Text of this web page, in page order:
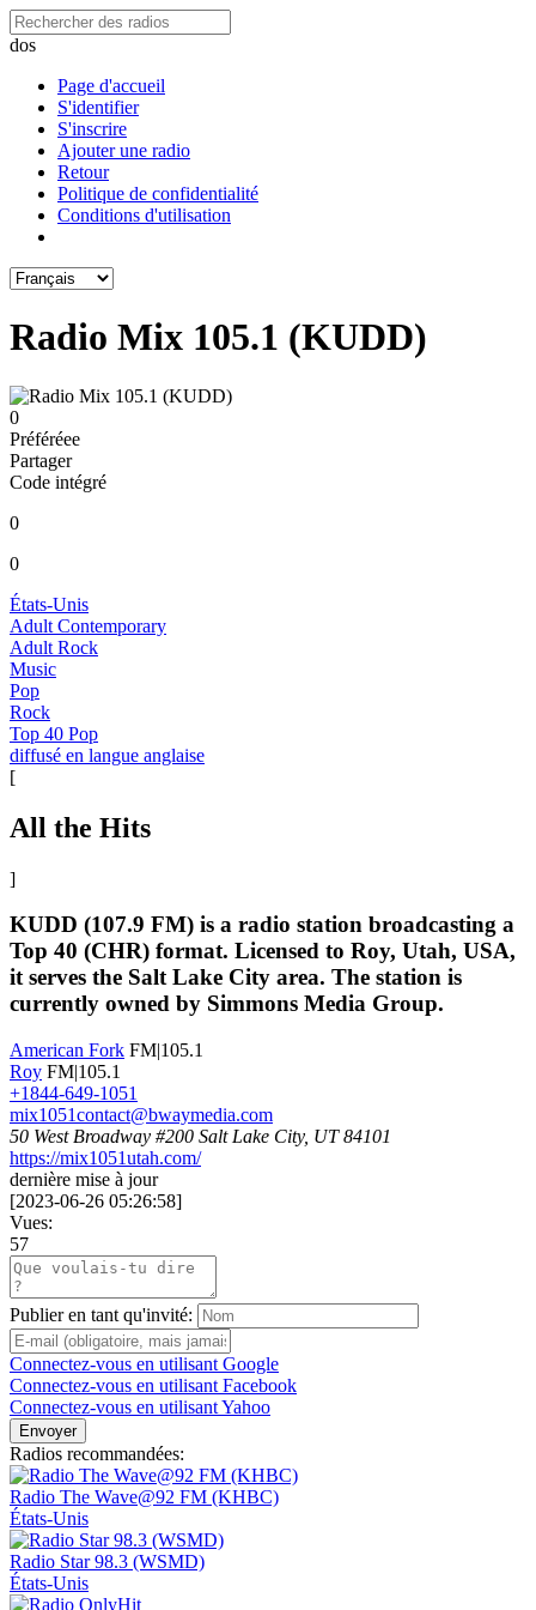
dos
Page d'accueil
S'identifier
S'inscrire
Ajouter une radio
Retour
Politique de confidentialité
Conditions d'utilisation
Radio Mix 105.1 (KUDD)
0
Préféréeе
Partager
Code intégré
0
0
États-Unis
Adult Contemporary
Adult Rock
Music
Pop
Rock
Top 40 Pop
diffusé en langue anglaise
[
All the Hits
]
KUDD (107.9 FM) is a radio station broadcasting a
Top 40 (CHR) format. Licensed to Roy, Utah, USA,
it serves the Salt Lake City area. The station is
currently owned by Simmons Media Group.
American Fork FM|105.1
Roy FM|105.1
+1844-649-1051
mix1051contact@bwaymedia.com
50 West Broadway #200 Salt Lake City, UT 84101
https://mix1051utah.com/
dernière mise à jour
[2023-06-26 05:26:58]
Vues:
57
Publier en tant qu'invité:
Connectez-vous en utilisant Google
Connectez-vous en utilisant Facebook
Connectez-vous en utilisant Yahoo
Envoyer
Radios recommandées:
Radio The Wave@92 FM (KHBC)
États-Unis
Radio Star 98.3 (WSMD)
États-Unis